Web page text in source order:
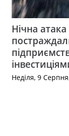
Нічна
Неділя, 9